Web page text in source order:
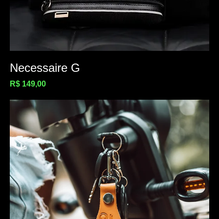
Necessaire G
Preço
R$ 149,00